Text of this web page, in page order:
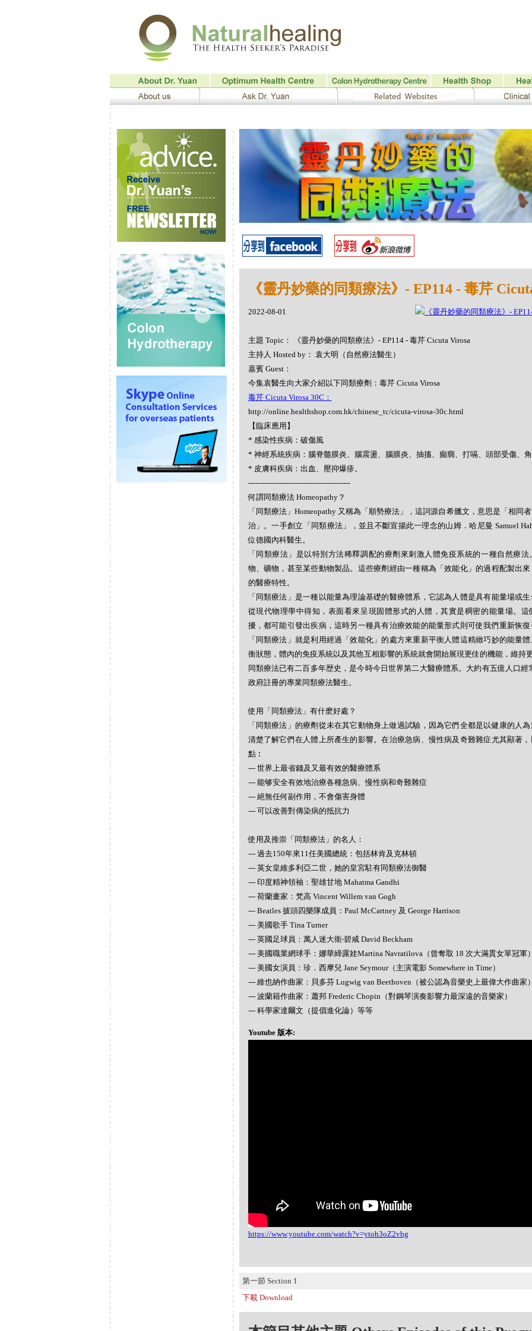
《靈丹妙藥的同類療法》- EP114 - 毒芹
2022-08-01
主題 Topic： 《靈丹妙藥的同類療法》- EP114 - 毒芹 Cicuta Virosa
主持人 Hosted by： 袁大明（自然療法醫生）
嘉賓 Guest：
今集袁醫生向大家介紹以下同類療劑：毒芹 Cicuta Virosa
毒芹 Cicuta Virosa 30C：
http://online.healthshop.com.hk/chinese_tc/cicuta-virosa-30c.html
【臨床應用】
* 感染性疾病：破傷風
* 神經系統疾病：腦脊髓膜炎、腦震盪、腦膜炎、抽搐、癲癇、打嗝、頭部受傷、
* 皮膚科疾病：出血、壓抑爆疹。
-------------------------------------------
何謂同類療法 Homeopathy？
「同類療法」Homeopathy 又稱為「順勢療法」，這詞源自希臘文，意思是「相同
治」。一手創立「同類療法」，並且不斷宣揚此一理念的山姆．哈尼曼 Samuel
位德國內科醫生。
「同類療法」是以特別方法稀釋調配的療劑來刺激人體免疫系統的一種自然療
物、礦物，甚至某些動物製品。這些療劑經由一種稱為「效能化」的過程配製出
的醫療特性。
「同類療法」是一種以能量為理論基礎的醫療體系，它認為人體是具有能量場或
從現代物理學中得知，表面看來呈現固體形式的人體，其實是稠密的能量場。這
擾，都可能引發出疾病，這時另一種具有治療效能的能量形式則可使我們重新恢
「同類療法」就是利用經過「效能化」的處方來重新平衡人體這精緻巧妙的能量
衡狀態，體內的免疫系統以及其他互相影響的系統就會開始展現更佳的機能，維持
同類療法已有二百多年歴史，是今時今日世界第二大醫療體系。大約有五億人口經
政府註冊的專業同類療法醫生。
使用「同類療法」有什麽好處？
「同類療法」的療劑從未在其它動物身上做過試驗，因為它們全都是以健康的人
清楚了解它們在人體上所產生的影響。在治療急病、慢性病及奇難雜症尤其顯著
點︰
--- 世界上最省錢及又最有效的醫療體系
--- 能够安全有效地治療各種急病、慢性病和奇難雜症
--- 絕無任何副作用，不會傷害身體
--- 可以改善對傳染病的抵抗力
使用及推崇「同類療法」的名人：
--- 過去150年來11任美國總統：包括林肯及克林頓
--- 英女皇維多利亞二世，她的皇宮駐有同類療法御醫
--- 印度精神領袖：聖雄甘地 Mahatma Gandhi
--- 荷蘭畫家：梵高 Vincent Willem van Gogh
--- Beatles 披頭四樂隊成員：Paul McCartney 及 George Harrison
--- 美國歌手 Tina Turner
--- 英國足球員：萬人迷大衛‧碧咸 David Beckham
--- 美國職業網球手：娜華締露娃Martina Navratilova（曾奪取 18 次大滿貫女單冠軍
--- 美國女演員：珍．西摩兒 Jane Seymour（主演電影 Somewhere in Time）
--- 維也納作曲家：貝多芬 Lugwig van Beethoven（被公認為音樂史上最偉大作曲家
--- 波蘭籍作曲家：蕭邦 Frederic Chopin（對鋼琴演奏影響力最深遠的音樂家）
--- 科學家達爾文（提倡進化論）等等
Youtube 版本:
https://www.youtube.com/watch?v=ytoh3oZ2vbg
第一節 Section 1
下載 Download